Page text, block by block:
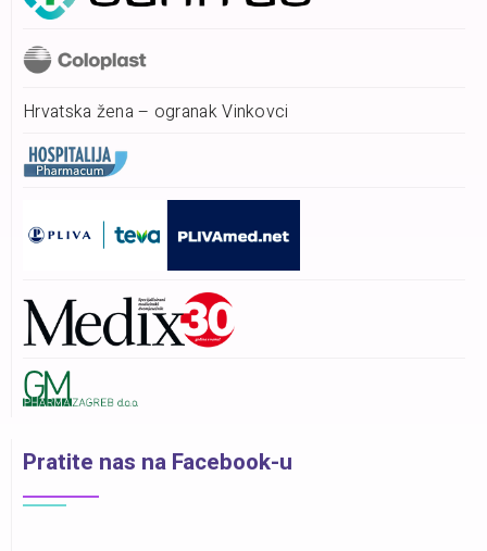
Hrvatska žena – ogranak Vinkovci
Pratite nas na Facebook-u